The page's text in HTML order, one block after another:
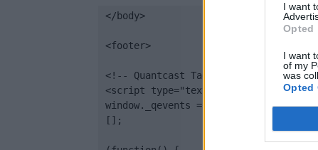
I want
Opted
I want
of my
was
Opted
</body>
<footer>
<!-- Quantcast Tag -->
<script type="text/javascript">
window._qevents = window._qevents ||
[];